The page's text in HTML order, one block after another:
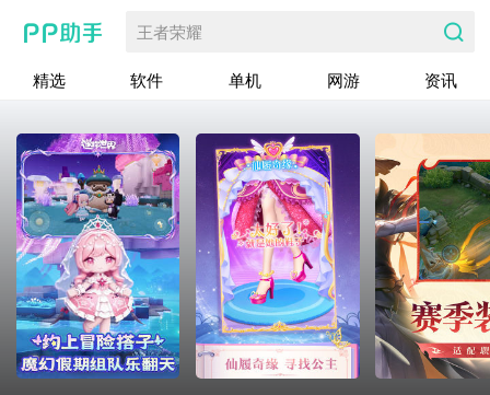
王者荣耀
精选 软件 单机 网游 资讯